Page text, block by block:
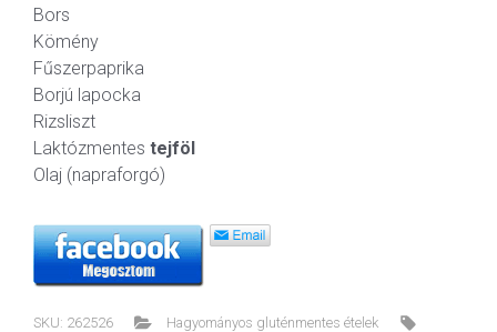
Bors
Kömény
Fűszerpaprika
Borjú lapocka
Rizsliszt
Laktózmentes tejföl
Olaj (napraforgó)
SKU: 262526
Hagyományos gluténmentes ételek